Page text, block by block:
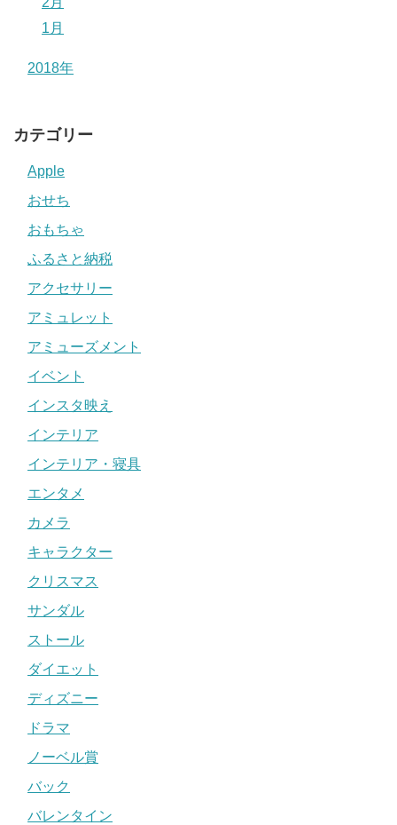
1月
2018年
カテゴリー
Apple
おせち
おもちゃ
ふるさと納税
アクセサリー
アミュレット
アミューズメント
イベント
インスタ映え
インテリア
インテリア・寝具
エンタメ
カメラ
キャラクター
クリスマス
サンダル
ストール
ダイエット
ディズニー
ドラマ
ノーベル賞
バック
バレンタイン